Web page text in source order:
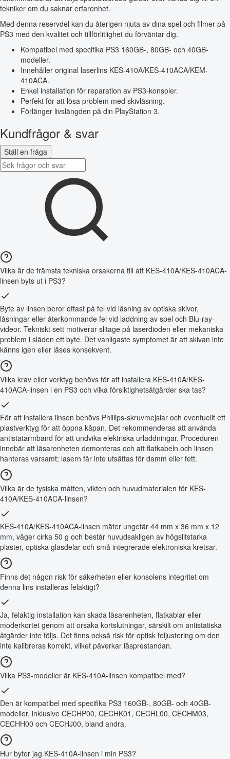
tekniker om du saknar erfarenhet.
Med denna reservdel kan du återigen njuta av dina spel och filmer på
PS3 med den kvalitet och tillförlitlighet du förväntar dig.
Kompatibel med specifika PS3 160GB-, 80GB- och 40GB-
modeller.
Innehåller original laserlins KES-410A/KES-410ACA/KEM-
410ACA.
Enkel installation för reparation av PS3-konsoler.
Perfekt för att lösa problem med skivläsning.
Förlänger livslängden på din PlayStation 3.
Kundfrågor & svar
Ställ en fråga
Vilka är de främsta tekniska orsakerna till att KES-410A/KES-410ACA-
linsen byts ut i PS3?
Byte av linsen beror oftast på fel vid läsning av optiska skivor,
låsningar eller återkommande fel vid laddning av spel och Blu-ray-
videor. Tekniskt sett motiverar slitage på laserdioden eller mekaniska
problem i släden ett byte. Det vanligaste symptomet är att skivan inte
känns igen eller läses konsekvent.
Vilka krav eller verktyg behövs för att installera KES-410A/KES-
410ACA-linsen i en PS3 och vilka försiktighetsåtgärder ska tas?
För att installera linsen behövs Phillips-skruvmejslar och eventuellt ett
plastverktyg för att öppna kåpan. Det rekommenderas att använda
antistatarmband för att undvika elektriska urladdningar. Proceduren
innebär att läsarenheten demonteras och att flatkabeln och linsen
hanteras varsamt; lasern får inte utsättas för damm eller fett.
Vilka är de fysiska måtten, vikten och huvudmaterialen för KES-
410A/KES-410ACA-linsen?
KES-410A/KES-410ACA-linsen mäter ungefär 44 mm x 36 mm x 12
mm, väger cirka 50 g och består huvudsakligen av högslitstarka
plaster, optiska glasdelar och små integrerade elektroniska kretsar.
Finns det någon risk för säkerheten eller konsolens integritet om
denna lins installeras felaktigt?
Ja, felaktig installation kan skada läsarenheten, flatkablar eller
moderkortet genom att orsaka kortslutningar, särskilt om antistatiska
åtgärder inte följs. Det finns också risk för optisk feljustering om den
inte kalibreras korrekt, vilket påverkar läsprestandan.
Vilka PS3-modeller är KES-410A-linsen kompatibel med?
Den är kompatibel med specifika PS3 160GB-, 80GB- och 40GB-
modeller, inklusive CECHP00, CECHK01, CECHL00, CECHM03,
CECHH00 och CECHJ00, bland andra.
Hur byter jag KES-410A-linsen i min PS3?